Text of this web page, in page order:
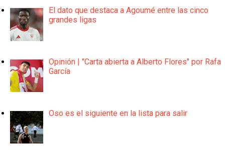
El dato que destaca a Agoumé entre las cinco
grandes ligas
Opinión | "Carta abierta a Alberto Flores" por Rafa
García
Oso es el siguiente en la lista para salir